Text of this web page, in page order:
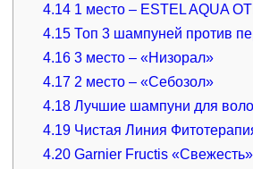
4.14 1 место – ESTEL AQUA
4.15 Топ 3 шампуней против
4.16 3 место – «Низорал»
4.17 2 место – «Себозол»
4.18 Лучшие шампуни для
4.19 Чистая Линия
4.20 Garnier Fructis «Свежесть»